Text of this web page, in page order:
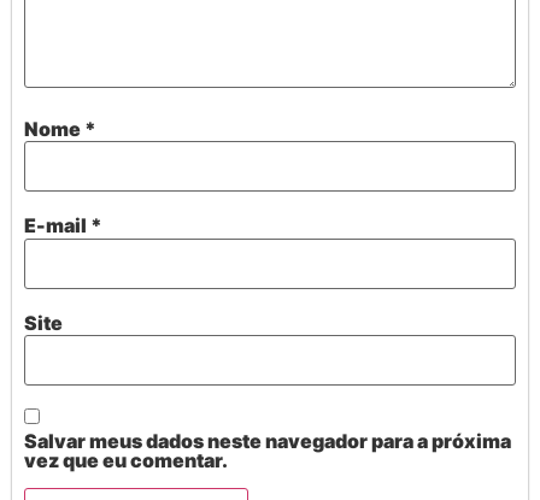
Nome *
E-mail *
Site
Salvar meus dados neste navegador para a próxima
vez que eu comentar.